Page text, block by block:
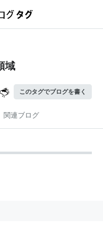
域
このタグでブログを書く
関連ブログ